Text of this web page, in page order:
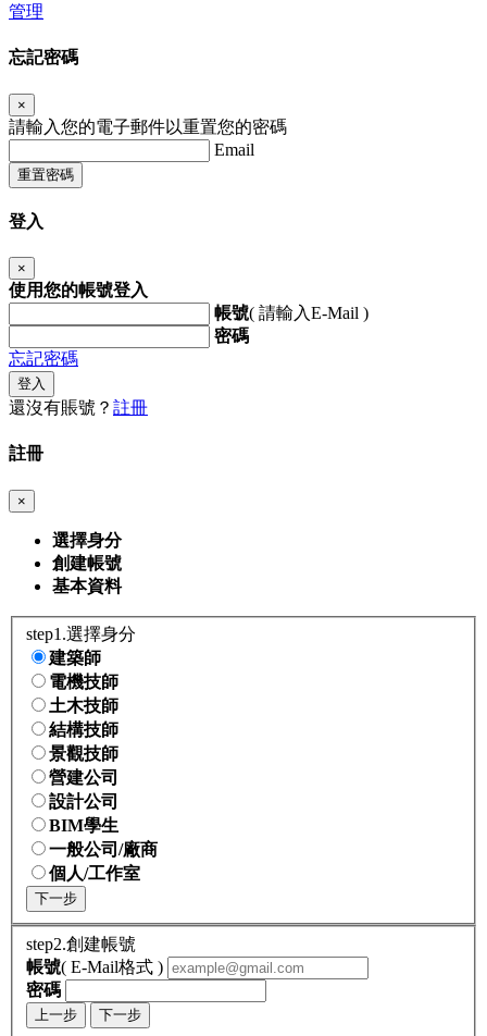
管理
忘記密碼
×
請輸入您的電子郵件以重置您的密碼
Email
重置密碼
登入
×
使用您的帳號登入
帳號( 請輸入E-Mail )
密碼
忘記密碼
登入
還沒有賬號？ 註冊
註冊
×
選擇身分
創建帳號
基本資料
step1.選擇身分
建築師
電機技師
土木技師
結構技師
景觀技師
營建公司
設計公司
BIM學生
一般公司/廠商
個人/工作室
下一步
step2.創建帳號
帳號( E-Mail格式 )
密碼
上一步 下一步